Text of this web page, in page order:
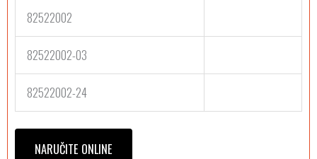
82522002
82522002-03
82522002-24
NARUČITE ONLINE